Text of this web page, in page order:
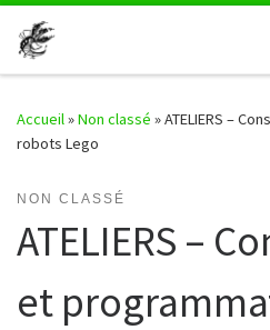
Passer au contenu
Accueil»Non classé »ATELIERS –
robots Lego
NON CLASSÉ
ATELIERS –
et